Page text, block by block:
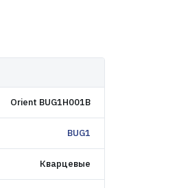
Orient BUG1H001B
BUG1
Кварцевые